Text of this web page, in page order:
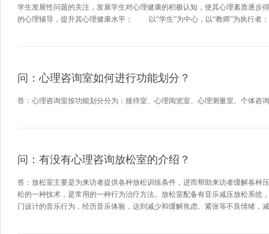
学生发展性问题的关注，发展学生对心理健康的积极认知，使其心理素质
的心理辅导，提升其心理健康水平； 以“学生”为中心，以“教师”为执行者
问：心理咨询室如何进行功能划分？
答：心理咨询室按功能划分分为：接待室、心理阅览室、心理测量室、个体咨
问：有没有心理咨询放松室的介绍？
答：放松室主要是为来访者提供各种放松训练条件，进而帮助来访者缓解各
松的一种技术，是常用的一种行为治疗方法。放松室配备有音乐减压放松系
门设计的音乐行为，经历音乐体验，达到减少和缓解焦虑、紧张等不良情绪，